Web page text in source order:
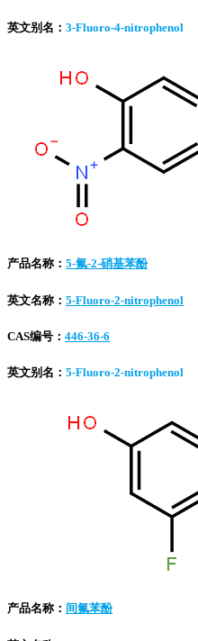
英文别名： 3-Fluoro-4-nitrophenol
产品名称： 5-氟-2-硝基苯酚
英文名称： 5-Fluoro-2-nitrophenol
CAS编号： 446-36-6
英文别名： 5-Fluoro-2-nitrophenol
产品名称： 间氟苯酚